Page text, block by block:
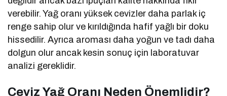
verebilir. Yağ oranı yüksek cevizler daha parlak iç
renge sahip olur ve kırıldığında hafif yağlı bir doku
hissedilir. Ayrıca aroması daha yoğun ve tadı daha
dolgun olur ancak kesin sonuç için laboratuvar
analizi gereklidir.
Ceviz Yağ Oranı Neden Önemlidir?